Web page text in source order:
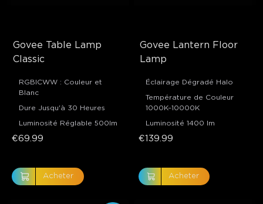
Govee Table Lamp
Classic
RGBICWW : Couleur et
Blanc
Dure Jusqu'à 30 Heures
Luminosité Réglable 500lm
€69.99
Acheter
Govee Lantern Floor
Lamp
Éclairage Dégradé Halo
Température de Couleur
1000K–10000K
Luminosité 1400 lm
€139.99
Acheter